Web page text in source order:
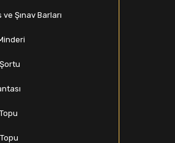
ve Şınav Barları